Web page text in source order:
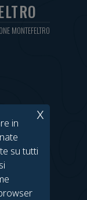
MONTEFELTRO
in
su tutti
x